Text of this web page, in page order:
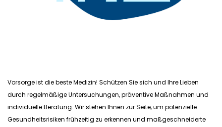
Vorsorge ist die beste Medizin! Schützen Sie sich und Ihre Lieben
durch regelmäßige Untersuchungen, präventive Maßnahmen und
individuelle Beratung. Wir stehen Ihnen zur Seite, um potenzielle
Gesundheitsrisiken frühzeitig zu erkennen und maßgeschneiderte